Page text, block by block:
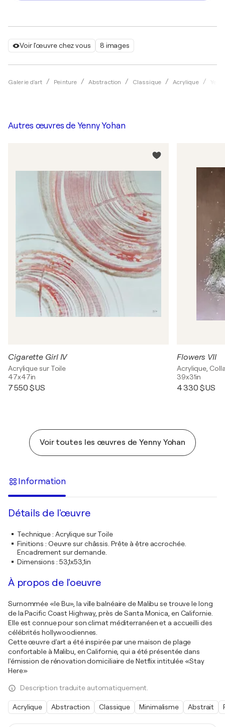
Voir l'œuvre chez vous 8 images
Galerie d'art Peinture Abstraction Classique Acrylique
Autres œuvres de Yenny Yohan
Cigarette Girl IV
Acrylique sur Toile
47x47in
7 550 $US
Flowers VII
Acrylique,
39x31in
4 330 $US
Voir toutes les œuvres de Yenny Yohan
Information
Détails de l'œuvre
Technique: Acrylique sur Toile
Finitions : Oeuvre sur châssis. Prête à être accrochée.
Encadrement sur demande.
Dimensions : 53,1x53,1in
À propos de l'oeuvre
Surnommée «le Bu», la ville balnéaire de Malibu se trouve le long
de la Pacific Coast Highway, près de Santa Monica, en Californie.
Elle est connue pour son climat méditerranéen et a accueilli des
célébrités hollywoodiennes.
Cette œuvre d'art a été inspirée par une maison de plage
confortable à Malibu, en Californie, qui a été présentée dans
l'émission de rénovation domiciliaire de Netflix intitulée «Stay
Here»
Description traduite automatiquement.
Acrylique Abstraction Classique Minimalisme Abstrait